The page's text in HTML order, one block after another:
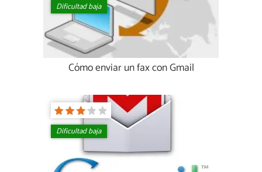
Dificultad baja
Cómo enviar un fax con Gmail
Dificultad baja